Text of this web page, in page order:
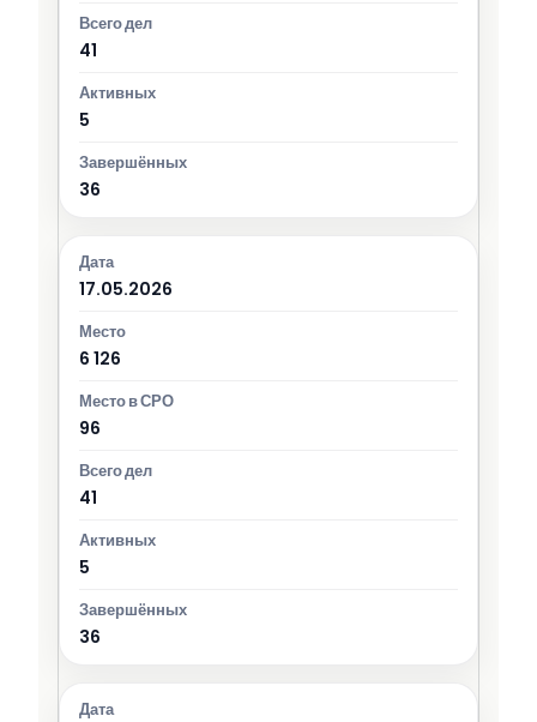
41
5
36
17.05.2026
6 126
96
41
5
36